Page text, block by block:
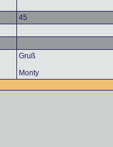
45
Gruß
Monty